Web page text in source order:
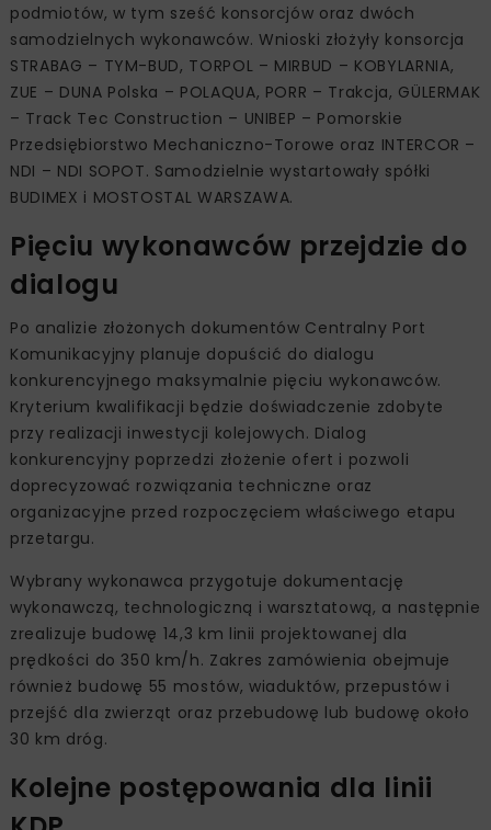
podmiotów, w tym sześć konsorcjów oraz dwóch
samodzielnych wykonawców. Wnioski złożyły konsorcja
STRABAG – TYM-BUD, TORPOL – MIRBUD – KOBYLARNIA,
ZUE – DUNA Polska – POLAQUA, PORR – Trakcja, GÜLERMAK
– Track Tec Construction – UNIBEP – Pomorskie
Przedsiębiorstwo Mechaniczno-Torowe oraz INTERCOR –
NDI – NDI SOPOT. Samodzielnie wystartowały spółki
BUDIMEX i MOSTOSTAL WARSZAWA.
Pięciu wykonawców przejdzie do
dialogu
Po analizie złożonych dokumentów Centralny Port
Komunikacyjny planuje dopuścić do dialogu
konkurencyjnego maksymalnie pięciu wykonawców.
Kryterium kwalifikacji będzie doświadczenie zdobyte
przy realizacji inwestycji kolejowych. Dialog
konkurencyjny poprzedzi złożenie ofert i pozwoli
doprecyzować rozwiązania techniczne oraz
organizacyjne przed rozpoczęciem właściwego etapu
przetargu.
Wybrany wykonawca przygotuje dokumentację
wykonawczą, technologiczną i warsztatową, a następnie
zrealizuje budowę 14,3 km linii projektowanej dla
prędkości do 350 km/h. Zakres zamówienia obejmuje
również budowę 55 mostów, wiaduktów, przepustów i
przejść dla zwierząt oraz przebudowę lub budowę około
30 km dróg.
Kolejne postępowania dla linii